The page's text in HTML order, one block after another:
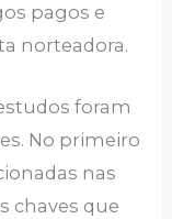
pagos e
norteadora.
foram
No primeiro
nas
chaves que